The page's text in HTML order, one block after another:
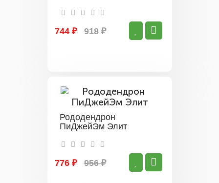
744 ₽ 918 ₽
Рододендрон
ПиДжейЭм Элит
776 ₽ 956 ₽